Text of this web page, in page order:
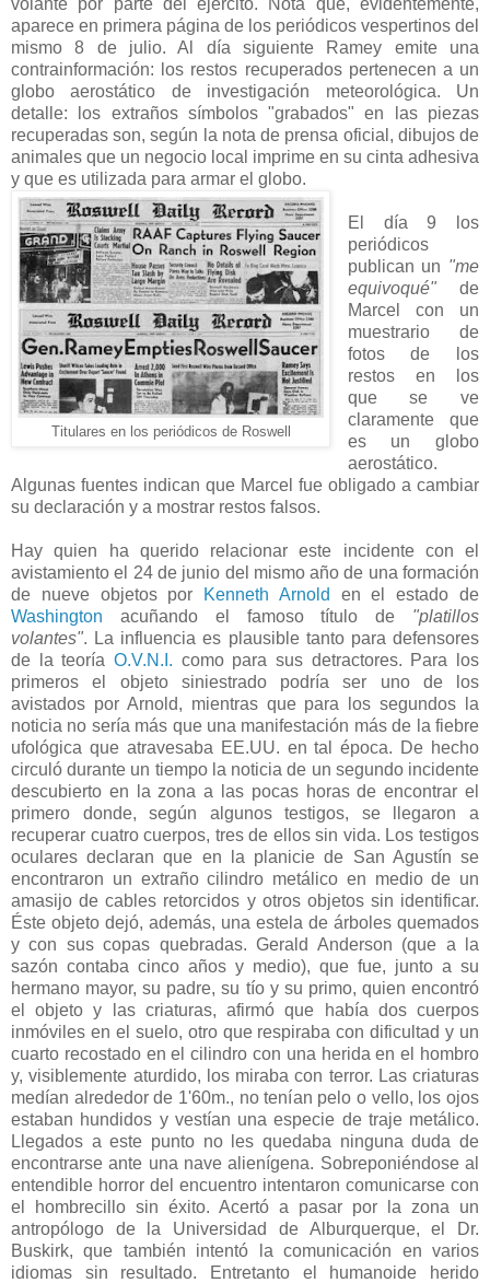
aparece en primera página de los periódicos vespertinos del
mismo 8 de julio. Al día siguiente Ramey emite una
contrainformación: los restos recuperados pertenecen a un
globo aerostático de investigación meteorológica. Un
detalle: los extraños símbolos "grabados" en las piezas
recuperadas son, según la nota de prensa oficial, dibujos de
animales que un negocio local imprime en su cinta adhesiva
y que es utilizada para armar el globo.
Titulares en los periódicos de Roswell
El día 9 los
periódicos
publican un "me
equivoqué"de
Marcel con un
muestrario de
fotos de los
restos en los
que se ve
claramente que
es un globo
aerostático.
Algunas fuentes indican que Marcel fue obligado a cambiar
su declaración y a mostrar restos falsos.
Hay quien ha querido relacionar este incidente con el
avistamiento el 24 de junio del mismo año de una formación
de nueve objetos por
Kenneth Arnold
en el estado de
Washington acuñando el famoso título de "platillos
volantes". La influencia es plausible tanto para defensores
de la teoría O.V.N.I. como para sus detractores. Para los
primeros el objeto siniestrado podría ser uno de los
avistados por Arnold, mientras que para los segundos la
noticia no sería más que una manifestación más de la fiebre
ufológica que atravesaba EE.UU. en tal época. De hecho
circuló durante un tiempo la noticia de un segundo incidente
descubierto en la zona a las pocas horas de encontrar el
primero donde, según algunos testigos, se llegaron a
recuperar cuatro cuerpos, tres de ellos sin vida. Los testigos
oculares declaran que en la planicie de San Agustín se
encontraron un extraño cilindro metálico en medio de un
amasijo de cables retorcidos y otros objetos sin identificar.
Éste objeto dejó, además, una estela de árboles quemados
y con sus copas quebradas. Gerald Anderson (que a la
sazón contaba cinco años y medio), que fue, junto a su
hermano mayor, su padre, su tío y su primo, quien encontró
el objeto y las criaturas, afirmó que había dos cuerpos
inmóviles en el suelo, otro que respiraba con dificultad y un
cuarto recostado en el cilindro con una herida en el hombro
y, visiblemente aturdido, los miraba con terror. Las criaturas
medían alrededor de 1'60m., no tenían pelo o vello, los ojos
estaban hundidos y vestían una especie de traje metálico.
Llegados a este punto no les quedaba ninguna duda de
encontrarse ante una nave alienígena. Sobreponiéndose al
entendible horror del encuentro intentaron comunicarse con
el hombrecillo sin éxito. Acertó a pasar por la zona un
antropólogo de la Universidad de Alburquerque, el Dr.
Buskirk, que también intentó la comunicación en varios
idiomas sin resultado. Entretanto el humanoide herido